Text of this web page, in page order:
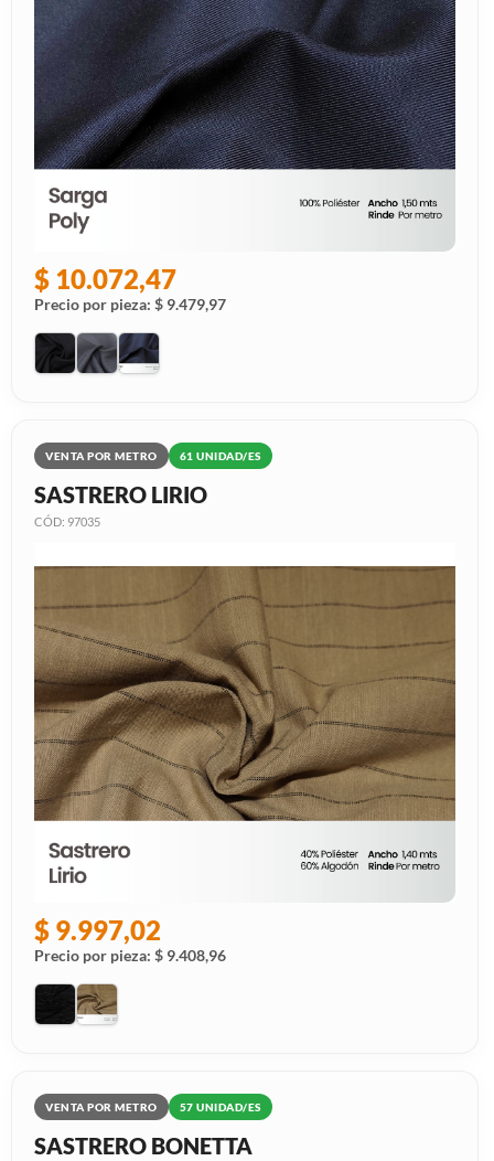
$ 10.072,47
Precio por pieza: $ 9.479,97
VENTA POR METRO 61 UNIDAD/ES
SASTRERO LIRIO
CÓD: 97035
$ 9.997,02
Precio por pieza: $ 9.408,96
VENTA POR METRO 57 UNIDAD/ES
SASTRERO BONETTA